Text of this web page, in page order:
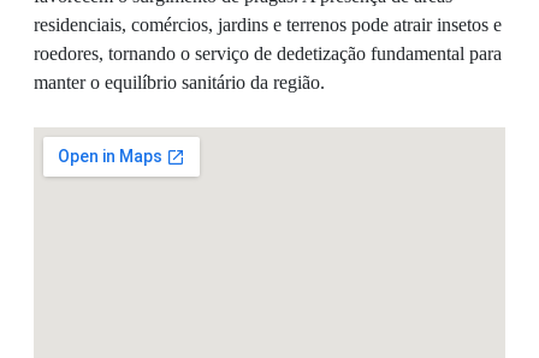
residenciais, comércios, jardins e terrenos pode atrair insetos e
roedores, tornando o serviço de dedetização fundamental para
manter o equilíbrio sanitário da região.